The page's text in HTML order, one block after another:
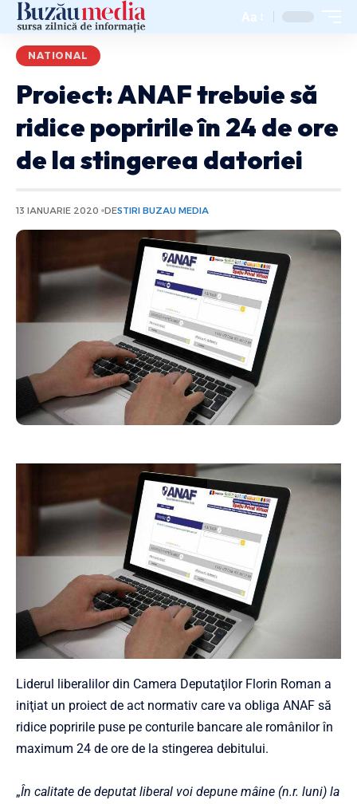
Aa
NATIONAL
Proiect: ANAF trebuie să
ridice popririle în 24 de ore
de la stingerea datoriei
13 IANUARIE 2020 DESTIRI BUZAU MEDIA
Liderul liberalilor din Camera Deputaţilor Florin Roman a
iniţiat un proiect de act normativ care va obliga ANAF să
ridice popririle puse pe conturile bancare ale românilor în
maximum 24 de ore de la stingerea debitului.
„În calitate de deputat liberal voi depune mâine (n.r. luni) la